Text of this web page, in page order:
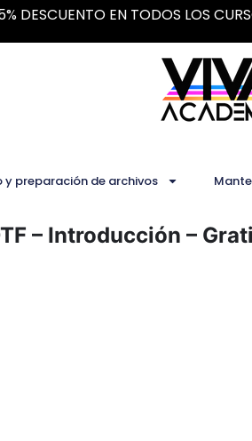
DESCUENTO EN TODOS LOS
y preparación de archivos
– Introducción –